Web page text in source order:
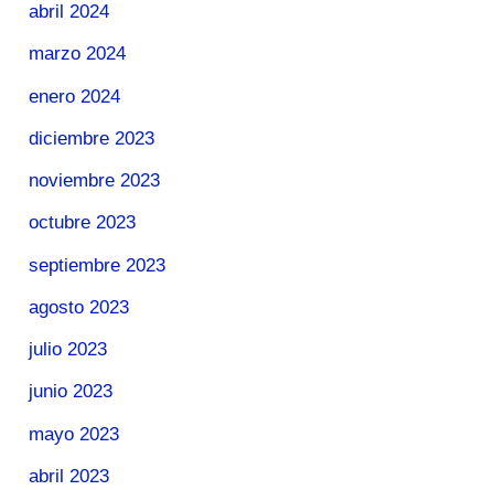
abril 2024
marzo 2024
enero 2024
diciembre 2023
noviembre 2023
octubre 2023
septiembre 2023
agosto 2023
julio 2023
junio 2023
mayo 2023
abril 2023